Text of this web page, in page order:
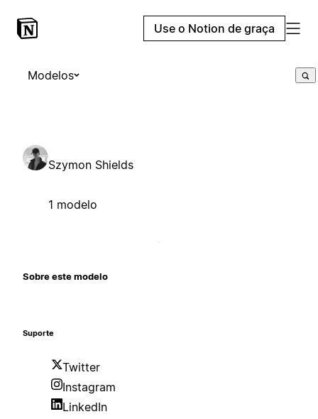
Use o Notion de graça
Modelos
Szymon Shields
1 modelo
Sobre este modelo
Suporte
Twitter
Instagram
LinkedIn